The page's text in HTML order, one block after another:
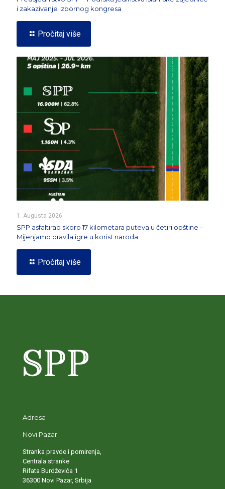
i zakazivanje Izbornog kongresa
Pročitaj više
1. Augusta 2026.
SPP asfaltirao skoro 17 kilometara puteva u četiri opštine –
Mijenjamo pravila igre u korist naroda
Pročitaj više
Adresa
Novi Pazar
Stranka pravde i pomirenja,
Centrala stranke
Rifata Burdževića 1
36300 Novi Pazar, Srbija